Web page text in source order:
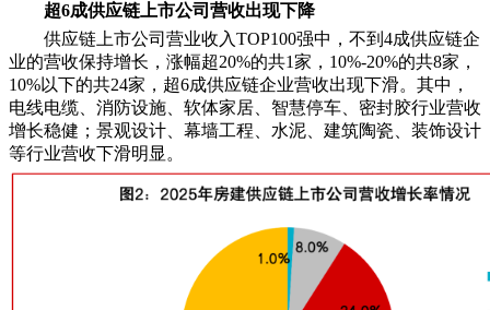
超6成供应链上市公司营收出现下降
供应链上市公司营业收入TOP100强中，不到4成供应链企
业的营收保持增长，涨幅超20%的共1家，10%-20%的共8家，
10%以下的共24家，超6成供应链企业营收出现下滑。其中，
电线电缆、消防设施、软体家居、智慧停车、密封胶行业营收
增长稳健；景观设计、幕墙工程、水泥、建筑陶瓷、装饰设计
等行业营收下滑明显。